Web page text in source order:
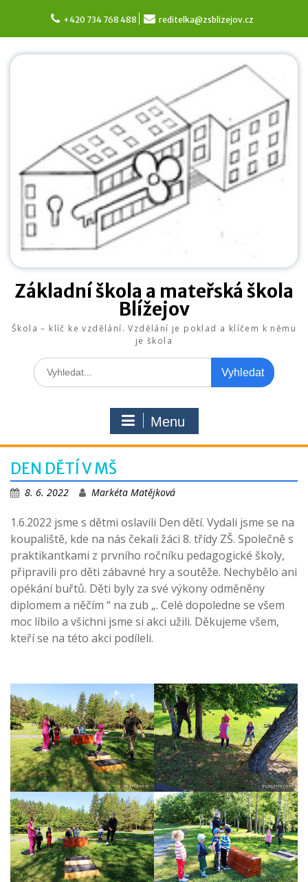
content
+420 734 768 488 reditelka@zsblizejov.cz
Základní škola a mateřská škola
Blížejov
Škola – klíč ke vzdělání. Vzdělání je poklad a klíčem k němu
je škola
Search
for:
Menu
DEN DĚTÍ V MŠ
8. 6. 2022 Markéta Matějková
1.6.2022 jsme s dětmi oslavili Den dětí. Vydali jsme se na
koupaliště, kde na nás čekali žáci 8. třídy ZŠ. Společně s
praktikantkami z prvního ročníku pedagogické školy,
připravili pro děti zábavné hry a soutěže. Nechybělo ani
opékání buřtů. Děti byly za své výkony odměněny
diplomem a něčím “ na zub „. Celé dopoledne se všem
moc líbilo a všichni jsme si akci užili. Děkujeme všem,
kteří se na této akci podíleli.